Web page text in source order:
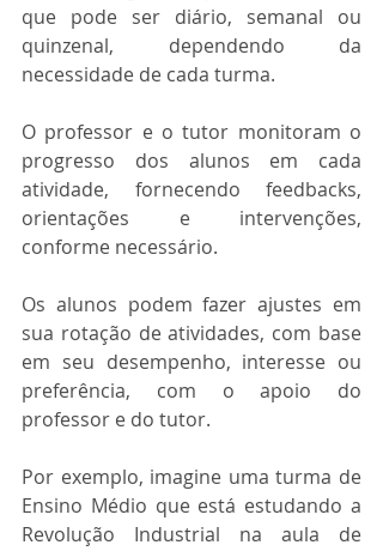
que pode ser diário, semanal ou
quinzenal, dependendo da
necessidade de cada turma.
O professor e o tutor monitoram o
progresso dos alunos em cada
atividade, fornecendo feedbacks,
orientações e intervenções,
conforme necessário.
Os alunos podem fazer ajustes em
sua rotação de atividades, com base
em seu desempenho, interesse ou
preferência, com o apoio do
professor e do tutor.
Por exemplo, imagine uma turma de
Ensino Médio que está estudando a
Revolução Industrial na aula de